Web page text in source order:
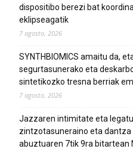
dispositibo berezi bat
eklipseagatik
7 agosto, 2026
SYNTHBIOMICS amaitu da,
segurtasunerako eta
sintetikozko tresna berriak
7 agosto, 2026
Jazzaren intimitate eta
zintzotasuneraino eta dantza
abuztuaren 7tik 9ra bitartean